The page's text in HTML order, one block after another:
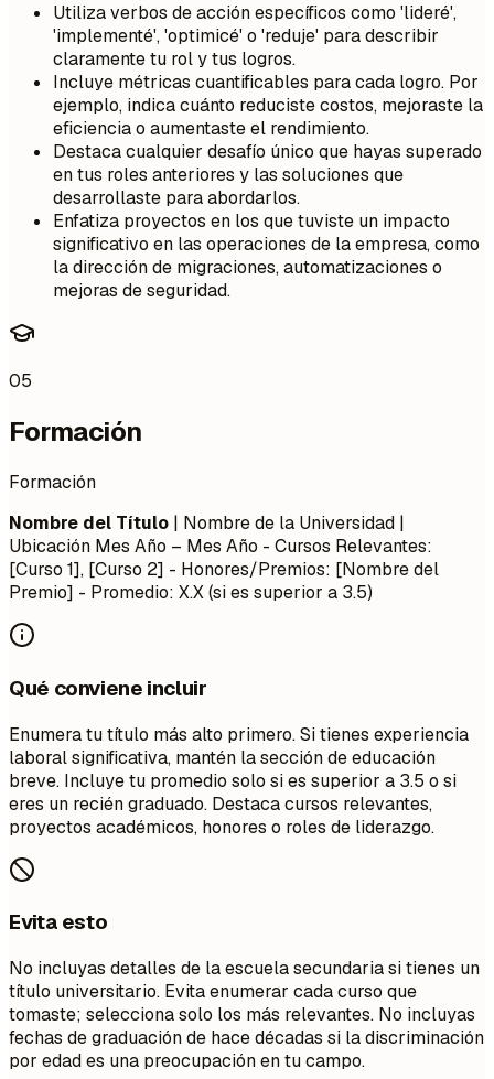
Utiliza verbos de acción específicos como 'lideré',
'implementé', 'optimicé' o 'reduje' para describir
claramente tu rol y tus logros.
Incluye métricas cuantificables para cada logro. Por
ejemplo, indica cuánto reduciste costos, mejoraste la
eficiencia o aumentaste el rendimiento.
Destaca cualquier desafío único que hayas superado
en tus roles anteriores y las soluciones que
desarrollaste para abordarlos.
Enfatiza proyectos en los que tuviste un impacto
significativo en las operaciones de la empresa, como
la dirección de migraciones, automatizaciones o
mejoras de seguridad.
05
Formación
Formación
Nombre del Título | Nombre de la Universidad |
Ubicación Mes Año – Mes Año - Cursos Relevantes:
[Curso 1], [Curso 2] - Honores/Premios: [Nombre del
Premio] - Promedio: X.X (si es superior a 3.5)
Qué conviene incluir
Enumera tu título más alto primero. Si tienes experiencia
laboral significativa, mantén la sección de educación
breve. Incluye tu promedio solo si es superior a 3.5 o si
eres un recién graduado. Destaca cursos relevantes,
proyectos académicos, honores o roles de liderazgo.
Evita esto
No incluyas detalles de la escuela secundaria si tienes un
título universitario. Evita enumerar cada curso que
tomaste; selecciona solo los más relevantes. No incluyas
fechas de graduación de hace décadas si la discriminación
por edad es una preocupación en tu campo.